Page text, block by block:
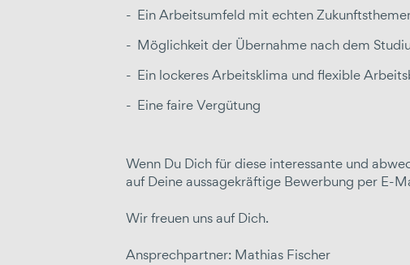
Ein Arbeitsumfeld mit echten
Möglichkeit der Übernahme nach dem
Ein lockeres Arbeitsklima und flexible
Eine faireVergütung
Wenn Du Dich für diese interessante und
auf Deine aussagekräftige Bewerbung per E-
Wir freuen uns auf Dich.
Ansprechpartner: Mathias Fischer